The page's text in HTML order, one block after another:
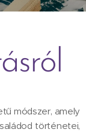
módszer, amely
történetei,